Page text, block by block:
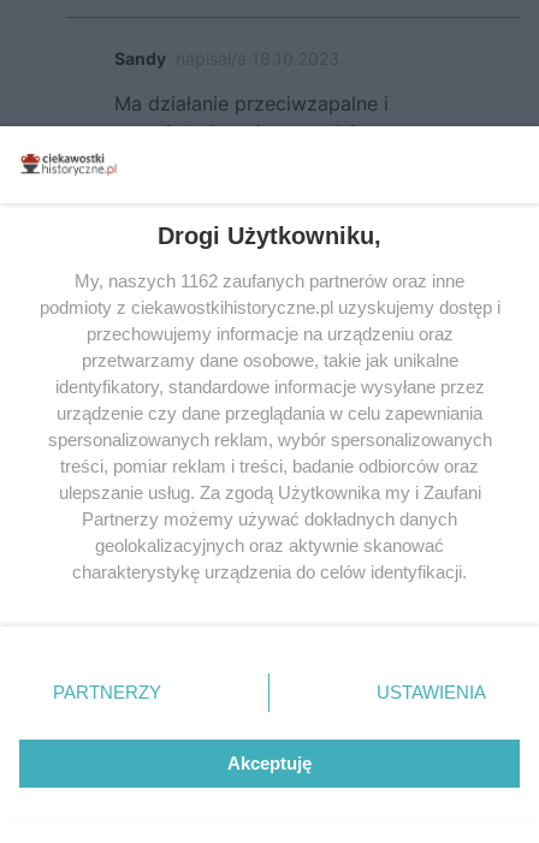
Sandy
Ma działanie przeciwzapalne i
przeciwbakteryjne, reguluje pracę
gruczołów łojowych, nawilża, ma działanie
Przynajmniej u mnie tak się one sprawdzają
a mam je w sevolium i używam ich od 2-3
miesięcy na pewno.
Odpowiedz
Aleksis napisał/a 08.02.2024
Nie znam, ale jednak wygląda to
całkiem fajnie.
Jakoś bardzo się nie znam, ale
składniki aktywne do mnie przemówiły.
Iwona Werelich napisał/a 08.09.2024
Odpowiednia dieta jest najważniejsza , dzisiejsze
czasy mylą często trądzik z uszkodzeniami
Drogi Użytkowniku,
My, naszych 1162 zaufanych partnerów oraz inne
podmioty z ciekawostkihistoryczne.pl uzyskujemy dostęp i
przechowujemy informacje na urządzeniu oraz
przetwarzamy dane osobowe, takie jak unikalne
identyfikatory, standardowe informacje wysyłane przez
urządzenie czy dane przeglądania w celu zapewniania
spersonalizowanych reklam, wybór spersonalizowanych
treści, pomiar reklam i treści, badanie odbiorców oraz
ulepszanie usług. Za zgodą Użytkownika my i Zaufani
Partnerzy możemy używać dokładnych danych
geolokalizacyjnych oraz aktywnie skanować
charakterystykę urządzenia do celów identyfikacji.
zmienić/wycofać klikając przycisk ustawień prywatności
znajdujący się w lewym dolnym rogu strony
. Niektóre
użytkownika, ale masz prawo sprzeciwić się takiemu
przetwarzaniu. Preferencje będą miały zastosowania tylko
PARTNERZY USTAWIENIA
Akceptuję